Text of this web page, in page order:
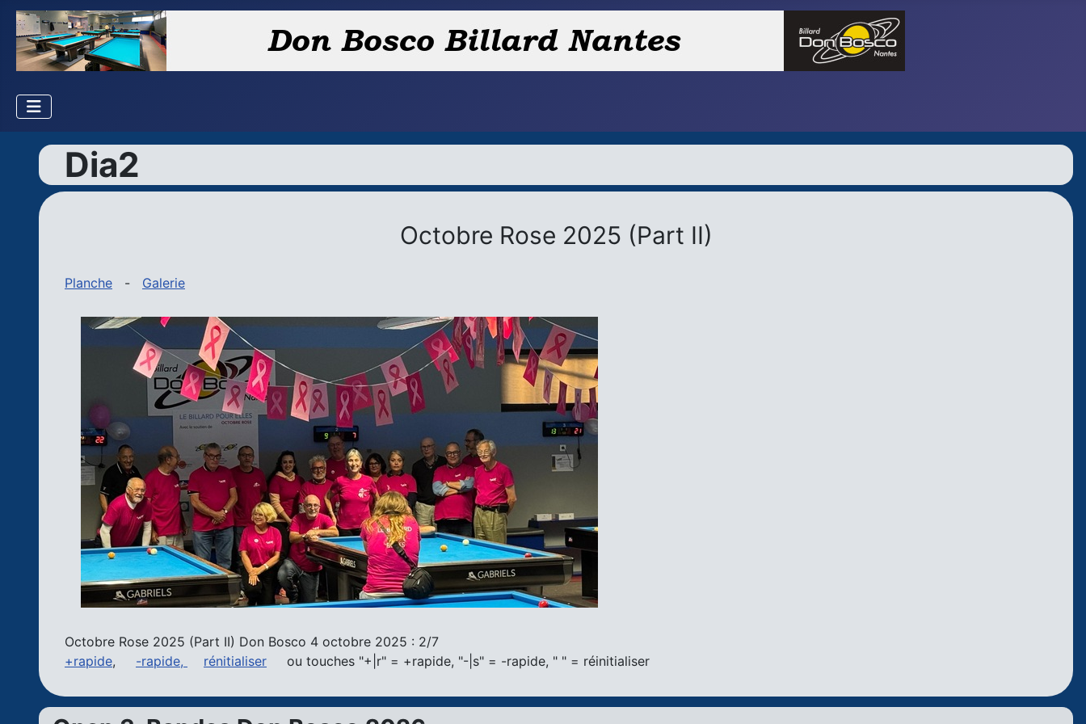
Dia2
Octobre Rose 2025 (Part II)
Planche - Galerie
Octobre Rose 2025 (Part II) Don Bosco 4 octobre 2025 : 2/7
+rapide, -rapide, rénitialiser ou touches "+|r" = +rapide, "-|s" = -rapide, " " = réinitialiser